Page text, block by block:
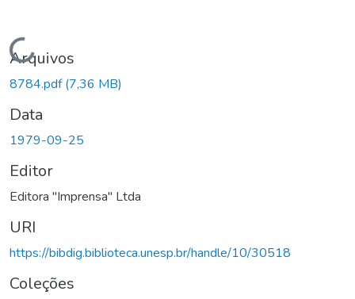
Carregando...
Arquivos
8784.pdf(7,36 MB)
Data
1979-09-25
Editor
Editora "Imprensa" Ltda
URI
https://bibdig.biblioteca.unesp.br/handle/10/30518
Coleções